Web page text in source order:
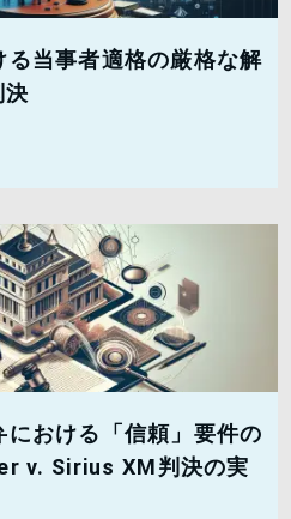
当事者適格の厳格な解
おける「信頼」要件の
v. Sirius XM判決の実